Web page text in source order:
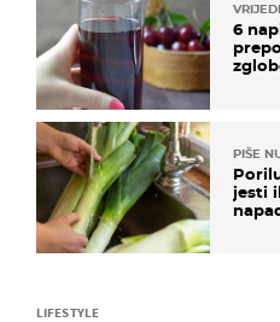
6
PIŠE
jesti
LIFESTYLE